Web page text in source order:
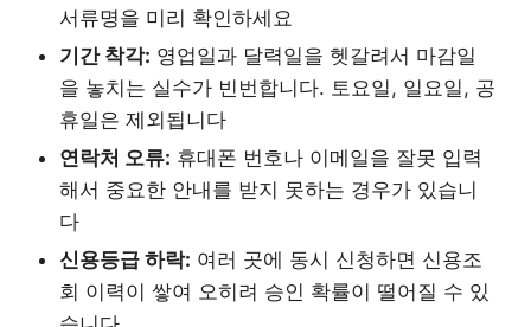
서류명을 미리 확인하세요
기간 착각: 영업일과 달력일을 헷갈려서 마감일
을 놓치는 실수가 빈번합니다. 토요일, 일요일, 공
휴일은 제외됩니다
연락처 오류: 휴대폰 번호나 이메일을 잘못 입력
해서 중요한 안내를 받지 못하는 경우가 있습니
다
신용등급 하락: 여러 곳에 동시 신청하면 신용조
회 이력이 쌓여 오히려 승인 확률이 떨어질 수 있